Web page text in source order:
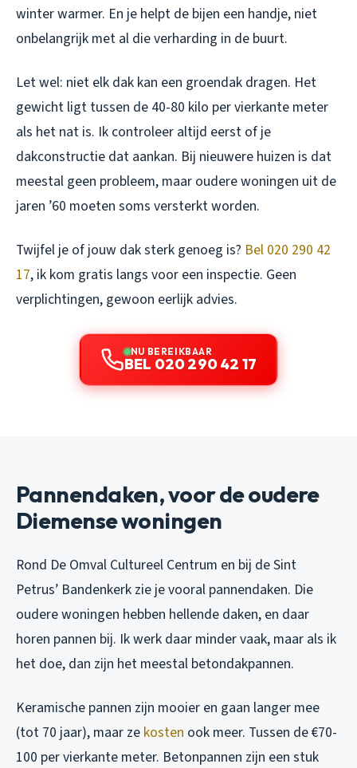
winter warmer. En je helpt de bijen een handje, niet
onbelangrijk met al die verharding in de buurt.
Let wel: niet elk dak kan een groendak dragen. Het
gewicht ligt tussen de 40-80 kilo per vierkante meter
als het nat is. Ik controleer altijd eerst of je
dakconstructie dat aankan. Bij nieuwere huizen is dat
meestal geen probleem, maar oudere woningen uit de
jaren ’60 moeten soms versterkt worden.
Twijfel je of jouw dak sterk genoeg is? Bel 020 290 42
17, ik kom gratis langs voor een inspectie. Geen
verplichtingen, gewoon eerlijk advies.
NU BEREIKBAAR
BEL 020 290 42 17
Pannendaken, voor de oudere
Diemense woningen
Rond De Omval Cultureel Centrum en bij de Sint
Petrus’ Bandenkerk zie je vooral pannendaken. Die
oudere woningen hebben hellende daken, en daar
horen pannen bij. Ik werk daar minder vaak, maar als ik
het doe, dan zijn het meestal betondakpannen.
Keramische pannen zijn mooier en gaan langer mee
(tot 70 jaar), maar ze kosten ook meer. Tussen de €70-
100 per vierkante meter. Betonpannen zijn een stuk